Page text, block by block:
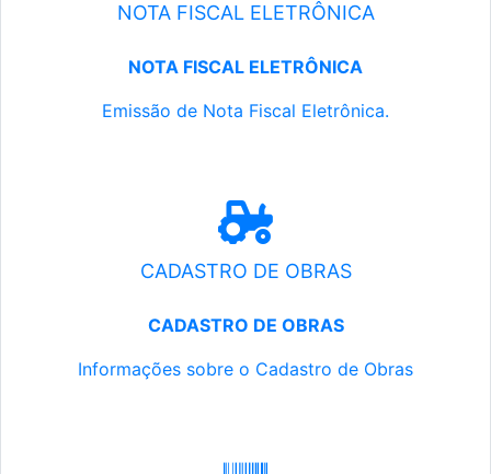
NOTA FISCAL ELETRÔNICA
NOTA FISCAL ELETRÔNICA
Emissão de Nota Fiscal Eletrônica.
CADASTRO DE OBRAS
CADASTRO DE OBRAS
Informações sobre o Cadastro de Obras